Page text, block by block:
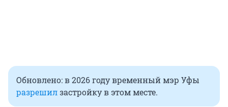
Обновлено: в 2026 году временный мэр Уфы
разрешилзастройку в этом месте.